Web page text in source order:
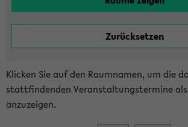
Klicken Sie auf den Raumnamen, um die
stattfindenden Veranstaltungstermine
anzuzeigen.